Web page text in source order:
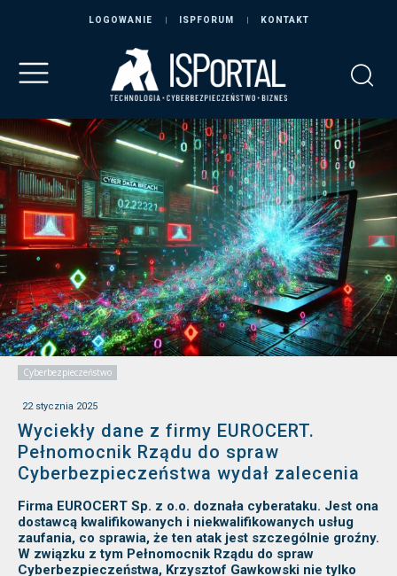
LOGOWANIE ISPFORUM KONTAKT
Cyberbezpieczeństwo
22 stycznia 2025
Wyciekły dane z firmy EUROCERT.
Pełnomocnik Rządu do spraw
Cyberbezpieczeństwa wydał zalecenia
Firma EUROCERT Sp. z o.o. doznała cyberataku. Jest ona
dostawcą kwalifikowanych i niekwalifikowanych usług
zaufania, co sprawia, że ten atak jest szczególnie groźny.
W związku z tym Pełnomocnik Rządu do spraw
Cyberbezpieczeństwa, Krzysztof Gawkowski nie tylko